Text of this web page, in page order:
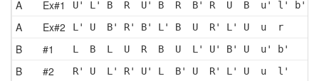
A Ex#1 U' L' B  R  U' B  R  B' R  U  B  u' l' b'
A Ex#2 L' U  B' R' B' L' B  U  R' L' U  u  r
B #1 L  B  L  U  R  B  U  L' U' B' U  u' b'
B #2 R' U  L' R' U' L  B' U  R' L' U  u  l'